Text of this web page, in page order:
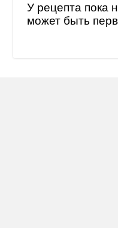
У рецепта пока
может быть